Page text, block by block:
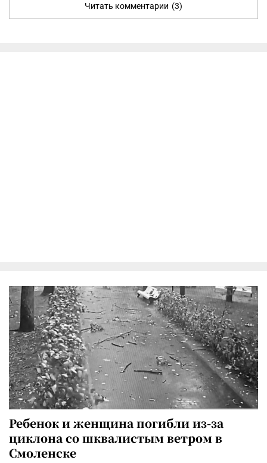
Читать комментарии (3)
Ребенок и женщина погибли из-за
циклона со шквалистым ветром в
Смоленске